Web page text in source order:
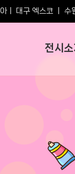
ㅣ 대구 엑스코 수
전시소